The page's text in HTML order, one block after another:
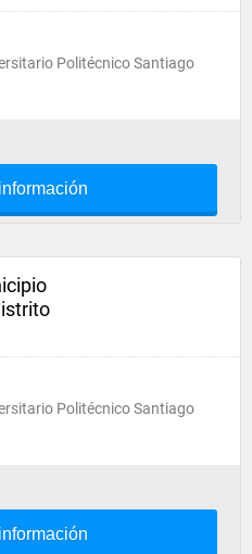
Politécnico Santiago
Politécnico Santiago